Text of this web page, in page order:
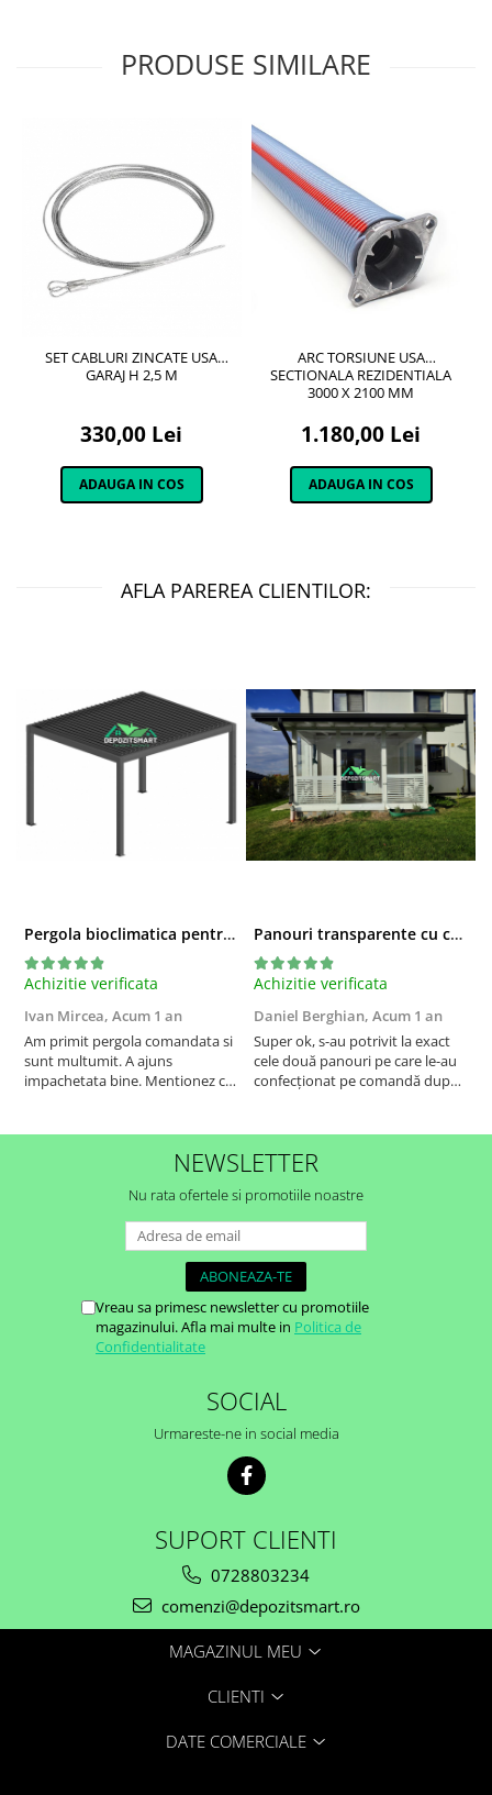
PRODUSE SIMILARE
SET CABLURI ZINCATE USA
GARAJ H 2,5 M
330,00 Lei
ADAUGA IN COS
ARC TORSIUNE USA
SECTIONALA REZIDENTIALA
3000 X 2100 MM
1.180,00 Lei
ADAUGA IN COS
AFLA PAREREA CLIENTILOR:
Pergola bioclimatica pentru terasa
Achizitie verificata
Ivan Mircea, Acum 1 an
Am primit pergola comandata si
sunt multumit. A ajuns
impachetata bine. Mentionez ca
magazine sa vad modele,
majoritatea pergolelor erau cu
subtiri si eu doream sa o...
Panouri transparente cu capse si bride confectionate
Achizitie verificata
Daniel Berghian, Acum 1 an
Super ok, s-au potrivit la exact
cele două panouri pe care le-au
confecționat pe comandă după
vedere, termenul de livrare a
fost cel corect,ambalarea
cu r...
NEWSLETTER
Nu rata ofertele si promotiile noastre
Vreau sa primesc newsletter cu promotiile
magazinului. Afla mai multe in Politica de
Confidentialitate
SOCIAL
Urmareste-ne in social media
SUPORT CLIENTI
0728803234
comenzi@depozitsmart.ro
MAGAZINUL MEU
CLIENTI
DATE COMERCIALE